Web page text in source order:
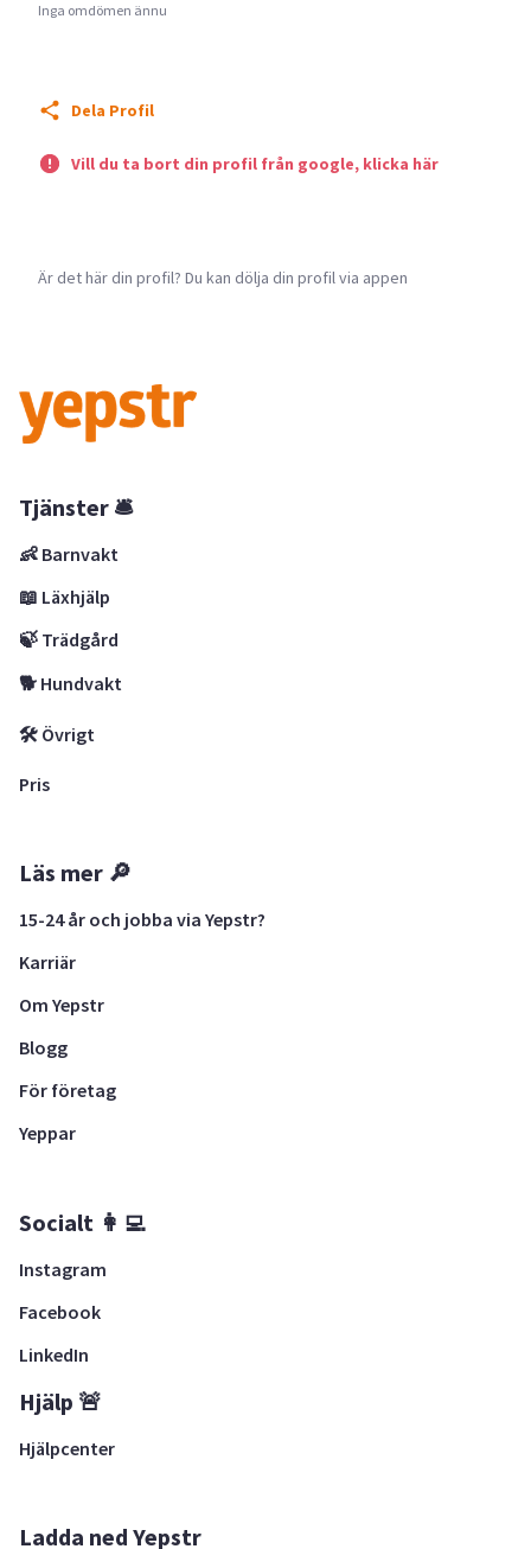
Inga omdömen ännu
Dela Profil
Vill du ta bort din profil från google, klicka här
Är det här din profil? Du kan dölja din profil via appen
Tjänster 🛎
👶 Barnvakt
📖 Läxhjälp
🍃 Trädgård
🐕 Hundvakt
🛠 Övrigt
Pris
Läs mer 🔎
15-24 år och jobba via Yepstr?
Karriär
Om Yepstr
Blogg
För företag
Yeppar
Socialt 👩‍💻
Instagram
Facebook
LinkedIn
Hjälp 🚨
Hjälpcenter
Ladda ned Yepstr